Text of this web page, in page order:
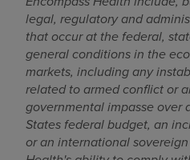
legal, regulatory and
that occur at the federal,
general conditions in the
markets, including any
related to armed conflict or
governmental impasse over
States federal budget, an
or an international